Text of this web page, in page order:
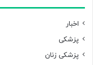
اخبار
پزشکی
پزشکی زنان